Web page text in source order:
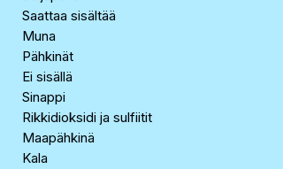
Saattaa sisältää
Muna
Pähkinät
Ei sisällä
Sinappi
Rikkidioksidi ja sulfiitit
Maapähkinä
Kala